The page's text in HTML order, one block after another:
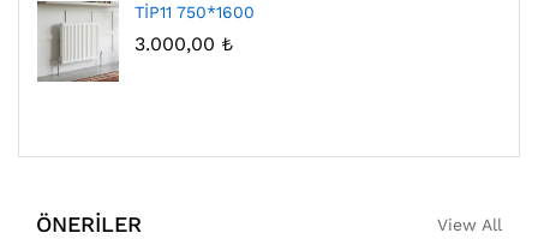
TİP11 750*1600
3.000,00 ₺
ÖNERİLER View All